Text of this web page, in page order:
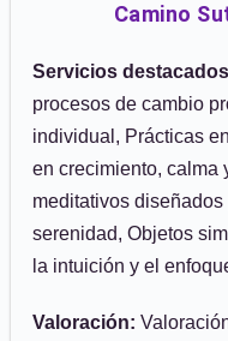
Camino
Servicios
procesos de cambio
individual, Prácticas
en crecimiento, calma
meditativos
serenidad, Objetos
la intuición y el
Valoración: